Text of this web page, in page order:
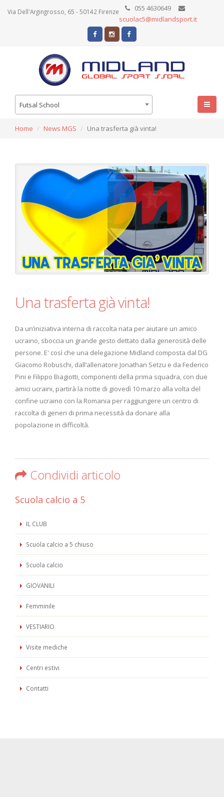
Via Dell'Argingrosso, 65 - 50142 Firenze
055 4630649
scuolac5@midlandsport.it
Futsal School
Home News MGS Una trasferta già vinta!
Una trasferta già vinta!
Da un’iniziativa interna di raccolta nata per aiutare un amico
ucraino, sboccia un grande gesto dettato dalla generosità delle
persone. E' così che una delegazione Midland composta dal DG
Giacomo Robuschi, dall’allenatore Jonathan Setzu e da Federico
Pini e Filippo Biagiotti, componenti della prima squadra, con due
amici ucraini, partirà la notte di giovedì 10 marzo alla volta del
confine ucraino con la Romania per raggiungere un centro di
raccolta di generi di prima necessità da donare alla
popolazione in difficoltà.
Condividi articolo
Scuola calcio a 5
IL CLUB
Scuola calcio a 5 chiuso
Scuola calcio
GIOVANILI
Femminile
VESTIARIO
Visite mediche
Centri estivi
Contatti